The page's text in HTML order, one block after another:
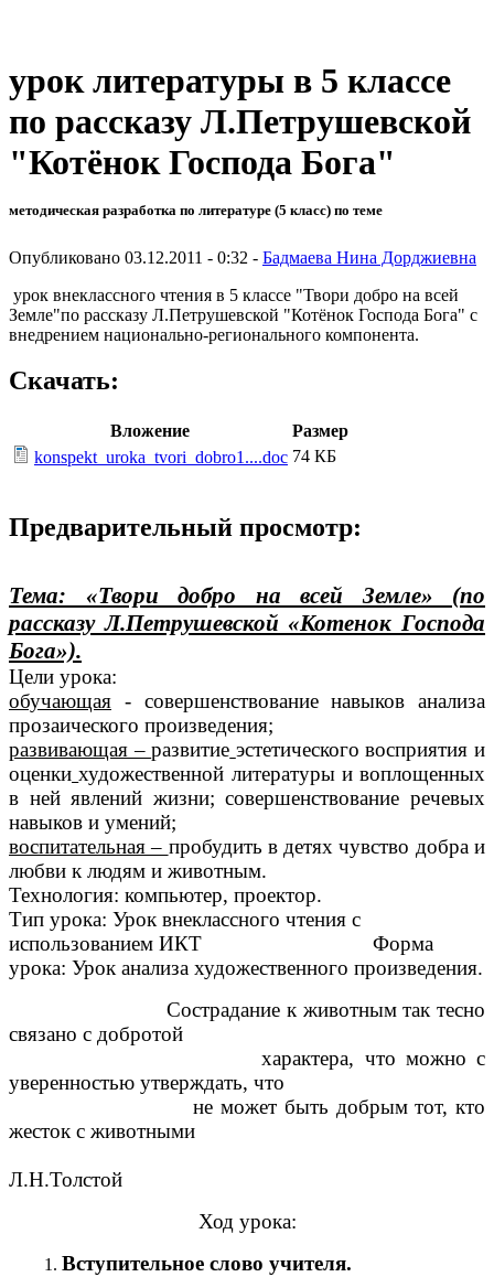
урок литературы в 5 классе
по рассказу Л.Петрушевской
"Котёнок Господа Бога"
методическая разработка по литературе (5 класс) по теме
Опубликовано 03.12.2011 - 0:32 - Бадмаева Нина Дорджиевна
урок внеклассного чтения в 5 классе "Твори добро на всей
Земле"по рассказу Л.Петрушевской "Котёнок Господа Бога" с
внедрением национально-регионального компонента.
Скачать:
Вложение
Размер
konspekt_uroka_tvori_dobro1....doc 74 КБ
Предварительный просмотр:
Тема: «Твори добро на всей Земле» (по
рассказу Л.Петрушевской «Котенок Господа
Бога»).
Цели урока:
обучающая - совершенствование навыков анализа
прозаического произведения;
развивающая –развитие эстетического восприятия и
оценки художественной литературы и воплощенных
в ней явлений жизни; совершенствование речевых
навыков и умений;
воспитательная – пробудить в детях чувство добра и
любви к людям и животным.
Технология: компьютер, проектор.
Тип урока: Урок внеклассного чтения с
использованием ИКТ Форма
урока: Урок анализа художественного произведения.
Сострадание к животным так тесно
связано с добротой
характера, что можно с
уверенностью утверждать, что
не может быть добрым тот, кто
жесток с животными
Л.Н.Толстой
Ход урока:
Вступительное слово учителя.